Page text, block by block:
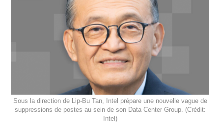
Sous la direction de Lip-Bu Tan, Intel prépare une nouvelle vague de
suppressions de postes au sein de son Data Center Group. (Crédit:
Intel)